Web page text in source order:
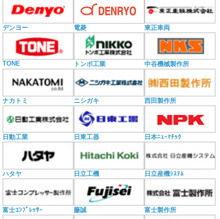
デンヨー 電菱 東正車両
TONE トンボ工業 中谷機械製作所
ナカトミ ニシガキ 西田製作所
日動工業 日東工器 日本ﾆｭｰﾏﾁｯｸ
ハタヤ 日立工機 日立産機ｼｽﾃﾑ
富士ｺﾝﾌﾟﾚｯｻｰ 藤誠 富士製作所